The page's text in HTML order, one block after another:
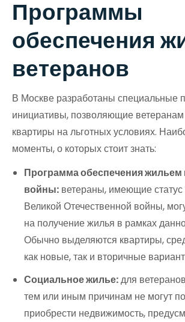
Программы
обеспечения
ветеранов
В Москве разработаны специальные
инициативы, позволяющие ветеранам
квартиры на льготных условиях.
моменты, о которых стоит знать:
Программа обеспечения жильем
войны: ветераны, имеющие статус
Великой Отечественной войны,
на получение жилья в рамках
Обычно выделяются квартиры,
как новые, так и вторичные
Социальное жилье:для
тем или иным причинам не могут
приобрести недвижимость,